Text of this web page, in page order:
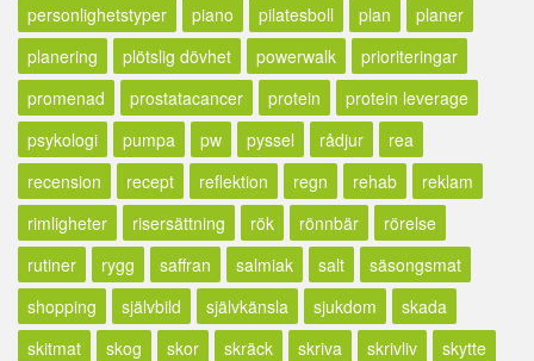
personlighetstyper
piano pilatesboll plan
planer
planering
plötslig dövhet powerwalk
prioriteringar
promenad
prostatacancer protein
protein leverage
psykologi
pumpa pw pyssel rådjur
rea
recension
recept reflektion regn rehab
reklam
rimligheter
risersättning rök rönnbär
rörelse
rutiner
rygg saffran salmiak salt
säsongsmat
shopping
självbild självkänsla sjukdom
skada
skitmat
skog skor skräck skriva skrivliv
skytte